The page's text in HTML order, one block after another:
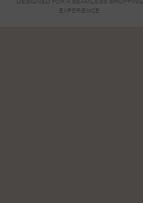
DESIGNED FOR A SEAMLESS SHOPPING
EXPERIENCE